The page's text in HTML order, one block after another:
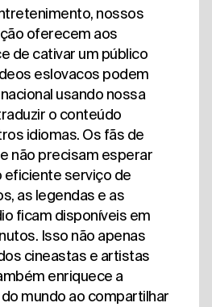
nossos
oferecem aos
de cativar um público
eslovacos podem
usando nossa
o conteúdo
idiomas. Os fãs de
não precisam esperar
eficiente serviço de
as legendas e as
ficam disponíveis em
Isso não apenas
cineastas e artistas
enriquece a
mundo ao compartilhar